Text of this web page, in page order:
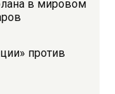
в мировом
против